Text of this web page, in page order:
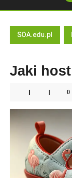
SOA.edu.pl
Jaki
0